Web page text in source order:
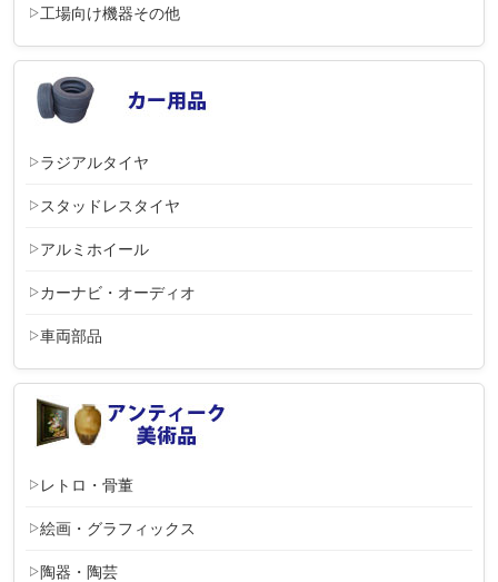
工場向け機器その他
ラジアルタイヤ
スタッドレスタイヤ
アルミホイール
カーナビ・オーディオ
車両部品
レトロ・骨董
絵画・グラフィックス
陶器・陶芸